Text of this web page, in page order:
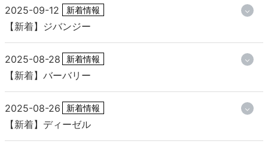
2025-09-12 新着情報
【新着】ジバンジー
2025-08-28 新着情報
【新着】バーバリー
2025-08-26 新着情報
【新着】ディーゼル